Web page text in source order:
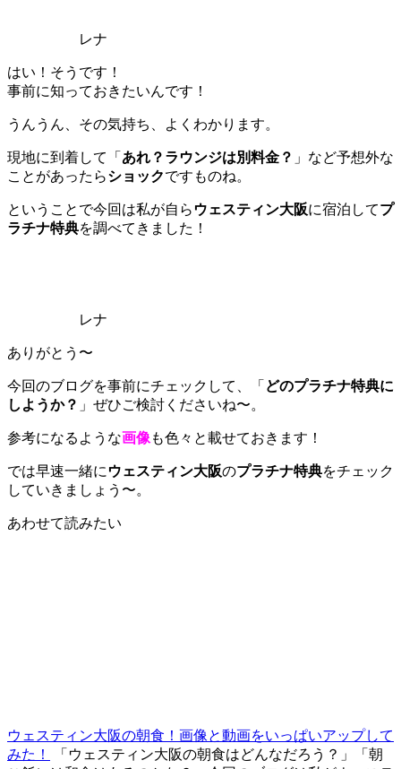
レナ
はい！そうです！
事前に知っておきたいんです！
うんうん、その気持ち、よくわかります。
現地に到着して「 あれ？ラウンジは別料金？ 」など予想外な
ことがあったらショックですものね。
ということで今回は私が自ら ウェスティン大阪に宿泊してプ
ラチナ特典を調べてきました！
レナ
ありがとう〜
今回のブログを事前にチェックして、「 どのプラチナ特典に
しようか？ 」ぜひご検討くださいね〜。
参考になるような画像 も色々と載せておきます！
では早速一緒に ウェスティン大阪のプラチナ特典をチェック
していきましょう〜。
あわせて読みたい
ウェスティン大阪の朝食！画像と動画をいっぱいアップして
みた！
「ウェスティン大阪の朝食はどんなだろう？」「朝